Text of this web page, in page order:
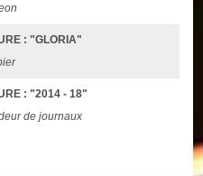
: "GLORIA"
: "2014 - 18"
de journaux